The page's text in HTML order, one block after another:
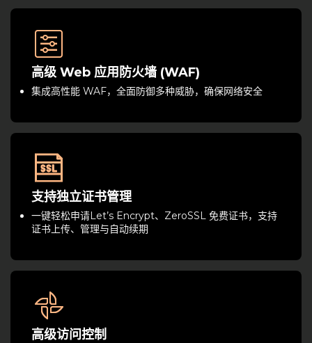
高级 Web 应用防火墙 (WAF)
集成高性能 WAF，全面防御多种威胁，确保网络安全
支持独立证书管理
一键轻松申请Let’s Encrypt、ZeroSSL 免费证书，支持
证书上传、管理与自动续期
高级访问控制